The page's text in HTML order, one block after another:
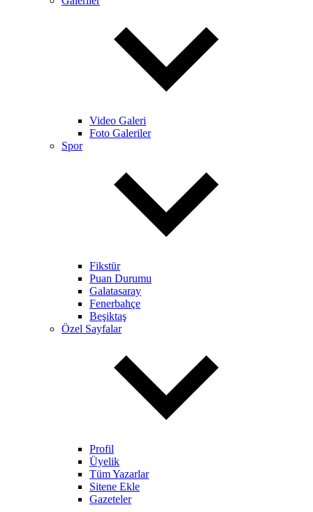
Video Galeri
Foto Galeriler
Spor
Fikstür
Puan Durumu
Galatasaray
Fenerbahçe
Beşiktaş
Özel Sayfalar
Profil
Üyelik
Tüm Yazarlar
Sitene Ekle
Gazeteler